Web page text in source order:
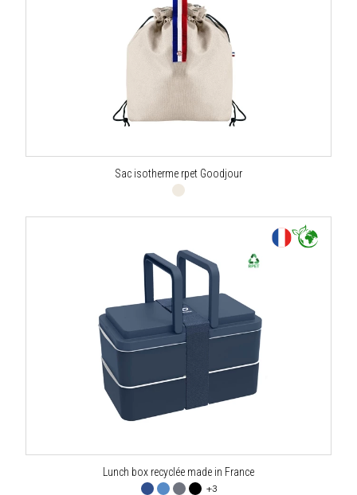
Sac isotherme rpet Goodjour
Lunch box recyclée made in France
+3